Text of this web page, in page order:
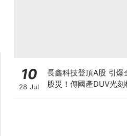
10
28 Jul
長鑫科技登頂A股 引爆
股災！傳國產DUV光刻